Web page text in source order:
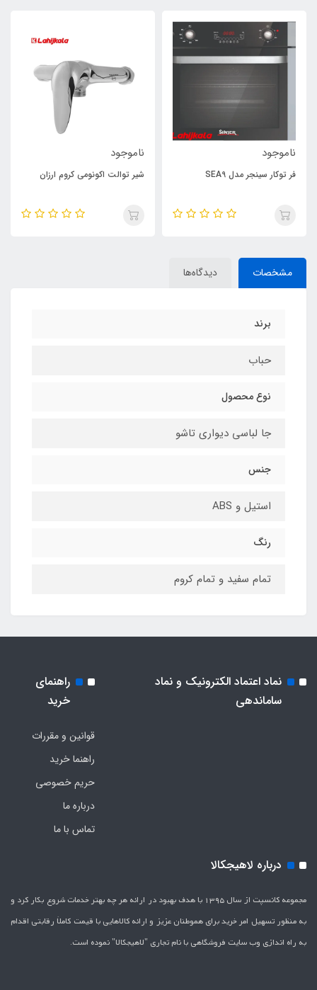
ناموجود
فر توکار سینجر مدل SEA9
ناموجود
شیر توالت اکونومی کروم ارزان
مشخصات دیدگاه‌ها
برند
حباب
نوع محصول
جا لباسی دیواری تاشو
جنس
استیل و ABS
رنگ
تمام سفید و تمام کروم
نماد اعتماد الکترونیک و نماد
ساماندهی
راهنمای
خرید
قوانین و مقررات
راهنما خرید
حریم خصوصی
درباره ما
تماس با ما
درباره لاهیجکالا
مجموعه کانسپت از سال 1395 با هدف بهبود در ارائه هر چه بهتر خدمات شروع بکار کرد و
به منظور تسهیل امر خرید برای هموطنان عزیز و ارائه کالاهایی با قیمت کاملاَ رقابتی اقدام
به راه اندازی وب سایت فروشگاهی با نام تجاری "لاهیج­کالا" نموده است.